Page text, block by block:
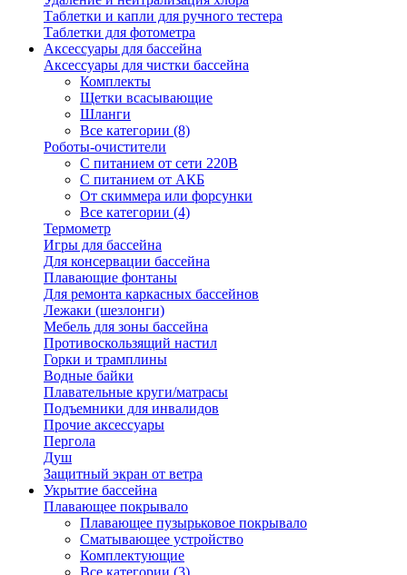
Таблетки и капли для ручного тестера
Таблетки для фотометра
Аксессуары для бассейна
Аксессуары для чистки бассейна
Комплекты
Щетки всасывающие
Шланги
Все категории (8)
Роботы-очистители
С питанием от сети 220В
С питанием от АКБ
От скиммера или форсунки
Все категории (4)
Термометр
Игры для бассейна
Для консервации бассейна
Плавающие фонтаны
Для ремонта каркасных бассейнов
Лежаки (шезлонги)
Мебель для зоны бассейна
Противоскользящий настил
Горки и трамплины
Водные байки
Плавательные круги/матрасы
Подъемники для инвалидов
Прочие аксессуары
Пергола
Душ
Защитный экран от ветра
Укрытие бассейна
Плавающее покрывало
Плавающее пузырьковое покрывало
Сматывающее устройство
Комплектующие
Все категории (3)